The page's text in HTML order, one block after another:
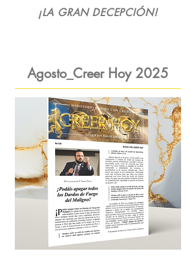
¡LA GRAN DECEPCIÓN!
Agosto_Creer Hoy 2025